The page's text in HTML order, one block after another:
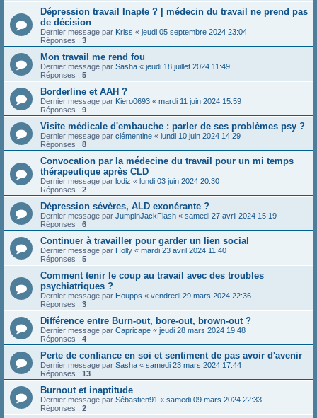
Dépression travail Inapte ? | médecin du travail ne prend pas
de décision
Dernier message par Kriss « jeudi 05 septembre 2024 23:04
Réponses : 3
Mon travail me rend fou
Dernier message par Sasha « jeudi 18 juillet 2024 11:49
Réponses : 5
Borderline et AAH ?
Dernier message par Kiero0693 « mardi 11 juin 2024 15:59
Réponses : 9
Visite médicale d'embauche : parler de ses problèmes psy ?
Dernier message par clémentine « lundi 10 juin 2024 14:29
Réponses : 8
Convocation par la médecine du travail pour un mi temps
thérapeutique après CLD
Dernier message par lodiz « lundi 03 juin 2024 20:30
Réponses : 2
Dépression sévères, ALD exonérante ?
Dernier message par JumpinJackFlash « samedi 27 avril 2024 15:19
Réponses : 6
Continuer à travailler pour garder un lien social
Dernier message par Holly « mardi 23 avril 2024 11:40
Réponses : 5
Comment tenir le coup au travail avec des troubles
psychiatriques ?
Dernier message par Houpps « vendredi 29 mars 2024 22:36
Réponses : 3
Différence entre Burn-out, bore-out, brown-out ?
Dernier message par Capricape « jeudi 28 mars 2024 19:48
Réponses : 4
Perte de confiance en soi et sentiment de pas avoir d'avenir
Dernier message par Sasha « samedi 23 mars 2024 17:44
Réponses : 13
Burnout et inaptitude
Dernier message par Sébastien91 « samedi 09 mars 2024 22:33
Réponses : 2